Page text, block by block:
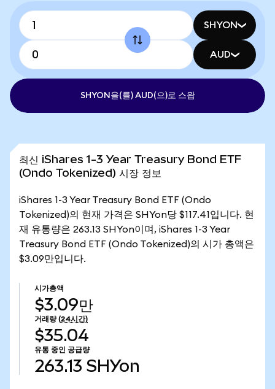
SHYON
AUD
SHYON을(를) AUD(으)로 스왑
최신 iShares 1-3 Year Treasury Bond ETF
(Ondo Tokenized) 시장 정보
iShares 1-3 Year Treasury Bond ETF (Ondo
Tokenized)의 현재 가격은 SHYon당 $117.41입니다. 현
재 유통량은 263.13 SHYon이며, iShares 1-3 Year
Treasury Bond ETF (Ondo Tokenized)의 시가 총액은
$3.09만입니다.
시가총액
$3.09만
거래량 (24시간)
$35.04
유통 중인 공급량
263.13 SHYon